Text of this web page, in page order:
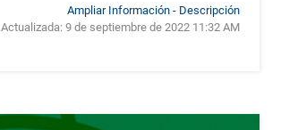
Ampliar Información - Descripción
Actualizada: 9 de septiembre de 2022 11:32 AM